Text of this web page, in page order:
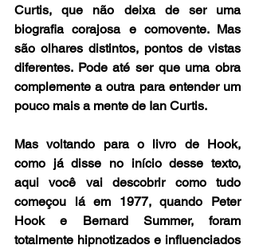
Curtis, que não deixa de ser uma
biografia corajosa e comovente. Mas
são olhares distintos, pontos de vistas
diferentes. Pode até ser que uma obra
complemente a outra para entender um
pouco mais a mente de Ian Curtis.
Mas voltando para o livro de Hook,
como já disse no início desse texto,
aqui você vai descobrir como tudo
começou lá em 1977, quando Peter
Hook e Bernard Summer, foram
totalmente hipnotizados e influenciados